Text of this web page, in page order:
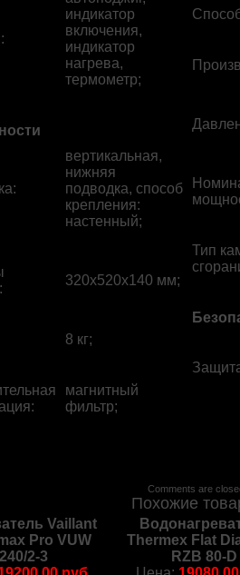
:
индикатор
включения,
индикатор
нагрева,
термометр;
:
вертикальная,
нижняя
подводка, способ
крепления:
настенный;
320x520x140 мм;
8 кг;
:
магнитный
фильтр;
Тип
Comments are
Похожие
Vaillant
Pro VUW
240/2-3
Thermex Flat
RZB 80-D